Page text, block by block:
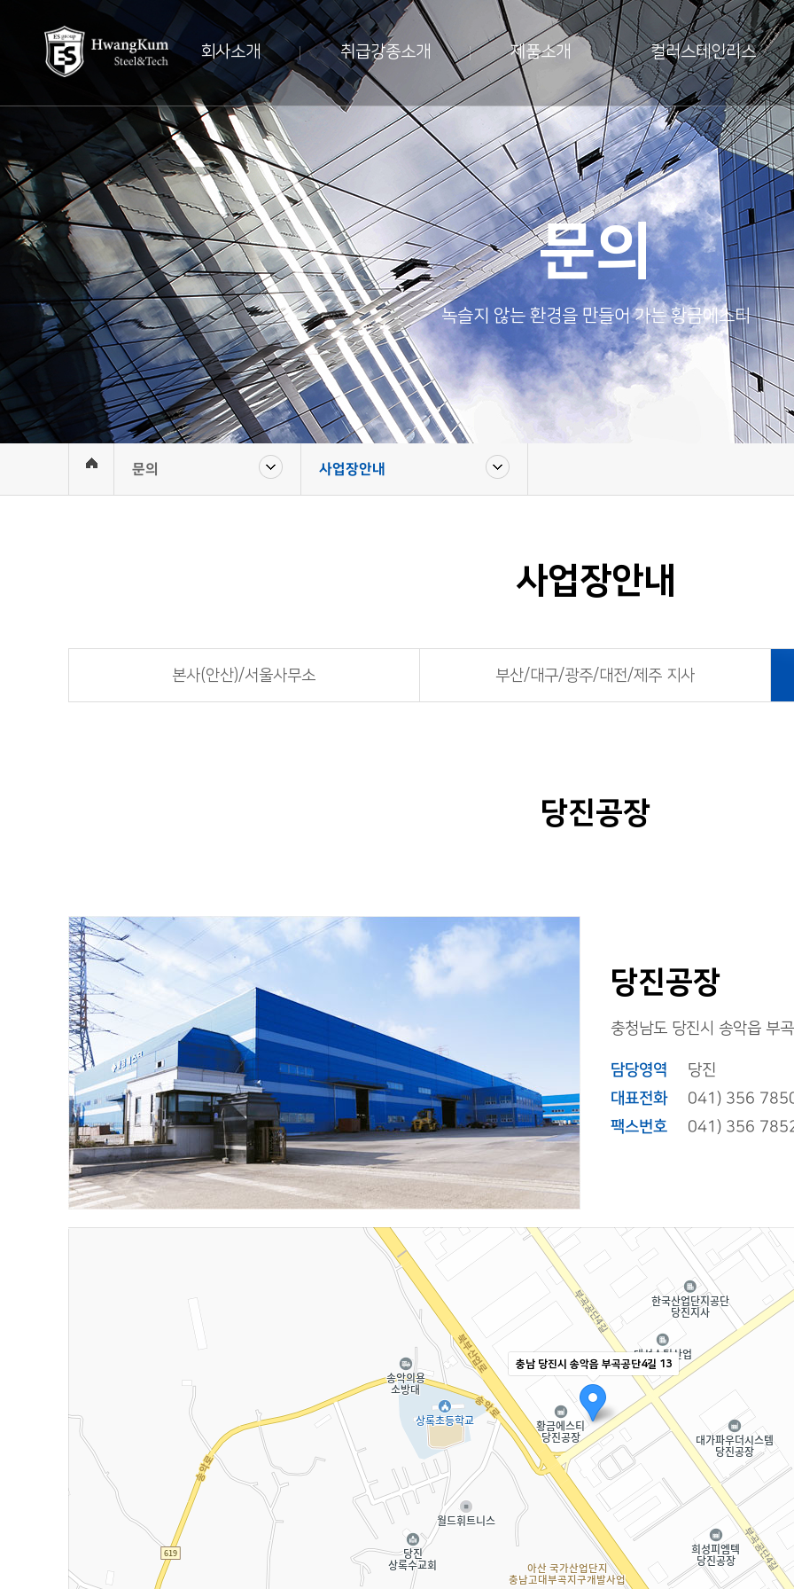
회사소개 취급강종소개 제품소개 컬러스테인리스
문의
녹슬지 않는 환경을 만들어 가는 황금에스티
문의 사업장안내
사업장안내
본사(안산)/서울사무소 부산/대구/광주/대전/제주 지사
당진공장
당진공장
충청남도 당진시 송악읍 부
담당영역
당진
대표전화
041) 356
팩스번호
041) 356
충남 당진시 송악읍 부곡공단4길 13